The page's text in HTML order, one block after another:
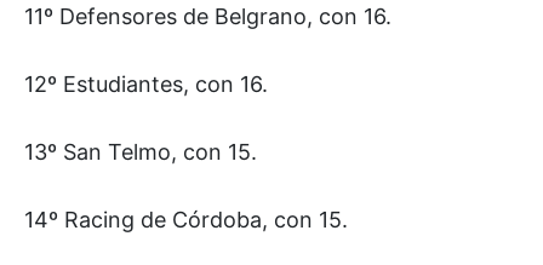
11º Defensores de Belgrano, con 16.
12º Estudiantes, con 16.
13º San Telmo, con 15.
14º Racing de Córdoba, con 15.